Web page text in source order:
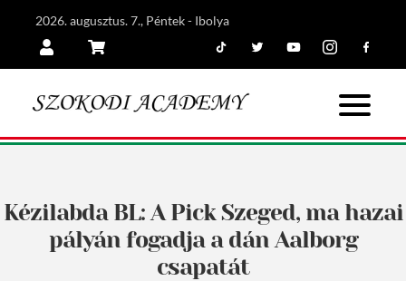
2026. augusztus. 7., Péntek - Ibolya
Kézilabda BL: A Pick Szeged, ma hazai
pályán fogadja a dán Aalborg
csapatát